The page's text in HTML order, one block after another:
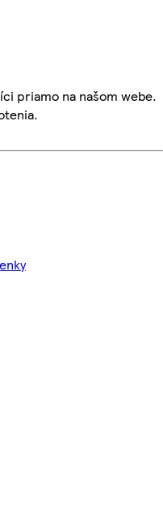
priamo na našom webe.